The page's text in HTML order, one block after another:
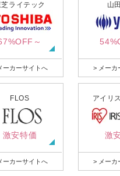
芝ライテック
～
ーカーサイトへ
山
> メーカ
FLOS
激安特価
ーカーサイトへ
アイリ
激
> メーカ